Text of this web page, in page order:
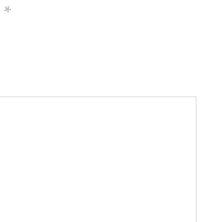
*